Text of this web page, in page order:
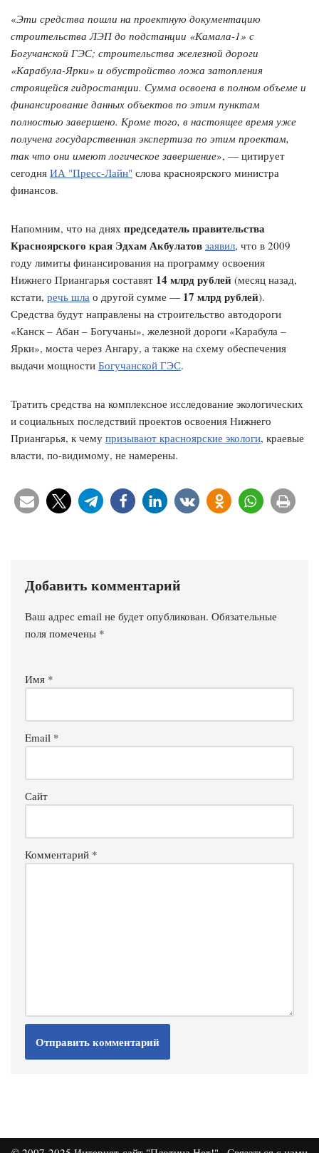
«Эти средства пошли на проектную документацию
строительства ЛЭП до подстанции «Камала-1» с
Богучанской ГЭС; строительства железной дороги
«Карабула-Ярки» и обустройство ложа затопления
строящейся гидростанции. Сумма освоена в полном объеме и
финансирование данных объектов по этим пунктам
полностью завершено. Кроме того, в настоящее время уже
получена государственная экспертиза по этим проектам,
так что они имеют логическое завершение», — цитирует
сегодня ИА "Пресс-Лайн" слова красноярского министра
финансов.
Напомним, что на днях председатель правительства
Красноярского края Эдхам Акбулатов заявил, что в 2009
году лимиты финансирования на программу освоения
Нижнего Приангарья составят 14 млрд рублей (месяц назад,
кстати, речь шла о другой сумме — 17 млрд рублей).
Средства будут направлены на строительство автодороги
«Канск – Абан – Богучаны», железной дороги «Карабула –
Ярки», моста через Ангару, а также на схему обеспечения
выдачи мощности Богучанской ГЭС.
Тратить средства на комплексное исследование экологических
и социальных последствий проектов освоения Нижнего
Приангарья, к чему призывают красноярские экологи, краевые
власти, по-видимому, не намерены.
Добавить комментарий
Ваш адрес email не будет опубликован. Обязательные
поля помечены *
Имя *
Email *
Сайт
Комментарий *